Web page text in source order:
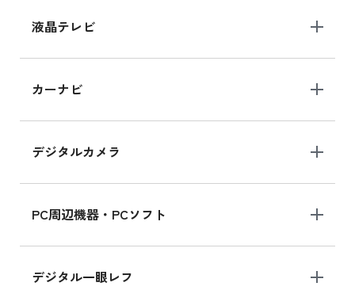
液晶テレビ
カーナビ
デジタルカメラ
PC周辺機器・PCソフト
デジタル一眼レフ
iPhone 15 128GB の新品買取価格
MK2K3J/Aの新品買取価格はこちら